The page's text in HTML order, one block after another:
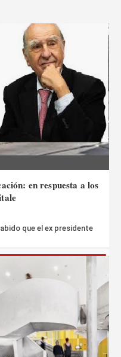
en respuesta a los
que el ex presidente